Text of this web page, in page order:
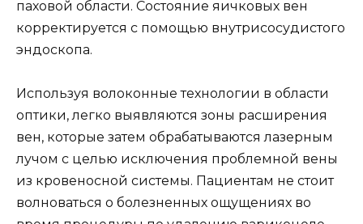
паховой области. Состояние яичковых вен
корректируется с помощью внутрисосудистого
эндоскопа.
Используя волоконные технологии в области
оптики, легко выявляются зоны расширения
вен, которые затем обрабатываются лазерным
лучом с целью исключения проблемной вены
из кровеносной системы. Пациентам не стоит
волноваться о болезненных ощущениях во